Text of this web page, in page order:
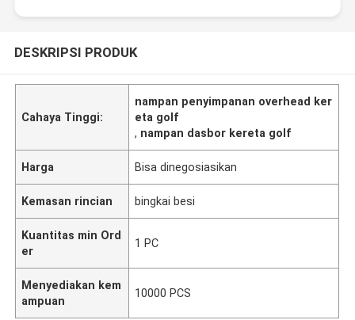
DESKRIPSI PRODUK
Cahaya Tinggi:
nampan penyimpanan overhead ker
eta golf
, nampan dasbor kereta golf
Harga Bisa dinegosiasikan
Kemasan rincian bingkai besi
Kuantitas min Ord
er
1 PC
Menyediakan kem
ampuan
10000 PCS